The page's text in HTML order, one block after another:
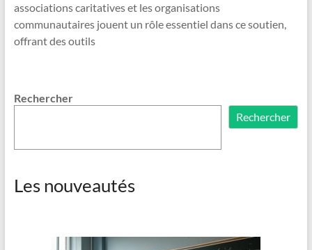
associations caritatives et les organisations
communautaires jouent un rôle essentiel dans ce soutien,
offrant des outils
Rechercher
Rechercher
Les nouveautés